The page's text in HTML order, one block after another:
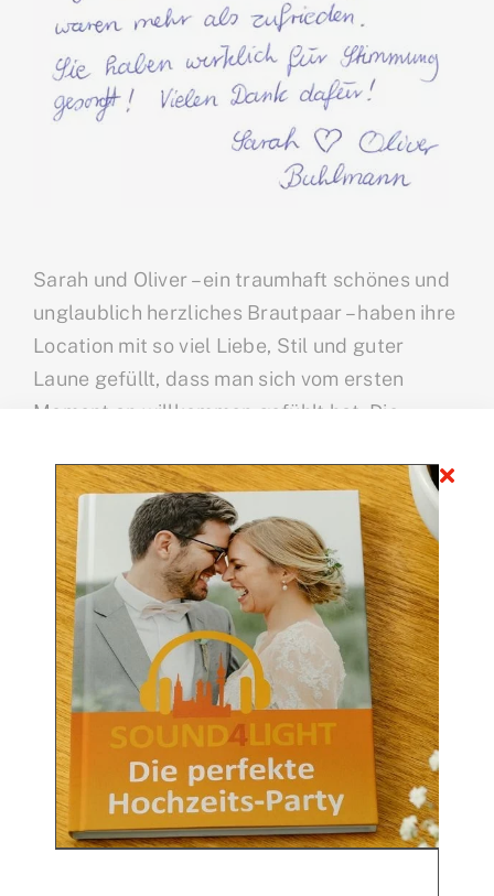
Sarah und Oliver – ein traumhaft schönes und
unglaublich herzliches Brautpaar – haben ihre
Location mit so viel Liebe, Stil und guter
Laune gefüllt, dass man sich vom ersten
Moment an willkommen gefühlt hat. Die
liebevoller Gestaltung und entspanntem
Sommerfeeling war einfach perfekt für eine
Hochzeit, die lange in Erinnerung bleiben
wird.
Und natürlich durfte der passende
Soundtrack nicht fehlen: Mit unserem
Sound4Light – DJ Service München war die
musikalische Begleitung in besten Händen.
Von sanften Grooves zum Empfang über
emotionale Momente während des Dinners
bis hin zu einer vollen Tanzfläche am Abend –